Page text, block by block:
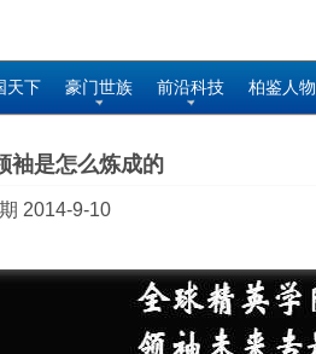
天下 豪门世族 前沿科技 柏鉴人物
袖是怎么炼成的
2014-9-10